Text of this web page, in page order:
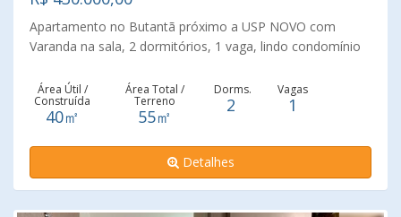
Apartamento no Butantã próximo a USP NOVO com
Varanda na sala, 2 dormitórios, 1 vaga, lindo condomínio
Área Útil /
Construída
40㎡
Área Total /
Terreno
55㎡
Dorms.
2
Vagas
1
Detalhes